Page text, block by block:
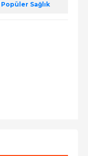
Popüler Sağlık